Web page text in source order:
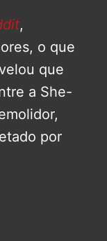
,
o que
que
a She-
por